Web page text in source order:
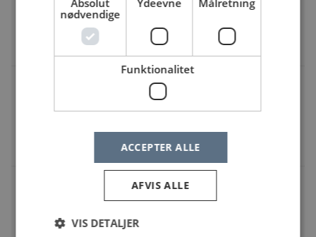
Socialområdet Skelbakken | Skelbakken 9, 2690
Karlslunde
Social- og sundhedsassistent
Specialområde Autisme i Tørring søger
medarbejdere til Ressourceteamet –
tværgående team til vores botilbud
Socialområdet | Nordre Fælledvej 2, 7160 Tørring
Social- og sundhedsassistent
Sygeplejerske, SOSU-assistent eller
socialpædagog til Danmarks eneste
Bispebjerg og Frederiksberg Hospital | Nordstjernevej
nødvendige
Funktionalitet
ACCEPTER ALLE
AFVIS ALLE
VIS DETALJER